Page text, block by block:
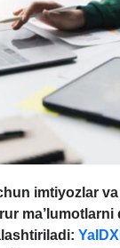
imtiyozlar